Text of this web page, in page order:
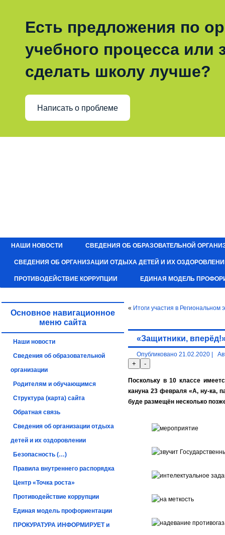
Есть предложения по
учебного процесса или
сделать школу лучше?
Написать о проблеме
НАШИ НОВОСТИ СВЕДЕНИЯ ОБ ОБРАЗОВАТЕЛЬНОЙ
СВЕДЕНИЯ ОБ ОРГАНИЗАЦИИ ОТДЫХА ДЕТЕЙ И ИХ
ПРОТИВОДЕЙСТВИЕ КОРРУПЦИИ ЕДИНАЯ МОДЕЛЬ
Основное навигационное
меню сайта
Наши новости
Сведения об образовательной
организации
Родителям и обучающимся
Структура (карта) сайта
Обратная связь
Сведения об организации отдыха
детей и их оздоровлении
Безопасность (…)
Правила внутреннего распорядка
Центр «Точка роста»
Противодействие коррупции
Единая модель профориентации
ПРОКУРАТУРА ИНФОРМИРУЕТ и
« Итоги участия в
«Защитники,
Опубликовано 21.02.2020
Поскольку в 10 классе
кануна 23 февраля «А, ну-ка,
буде размещён несколько